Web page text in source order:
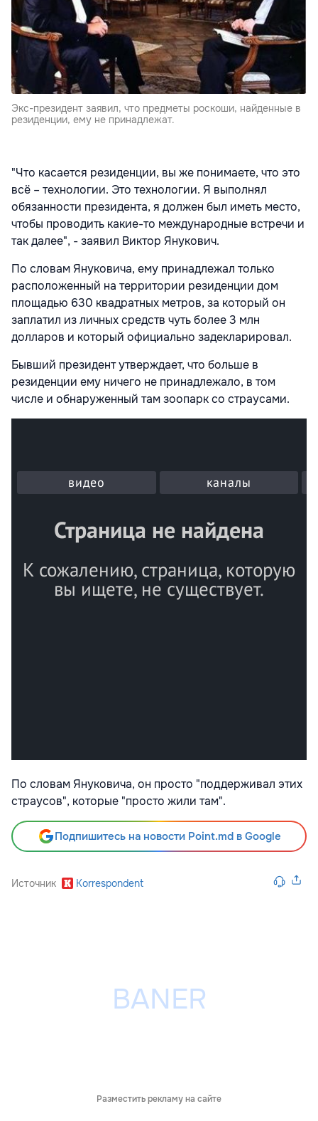
Экс-президент заявил, что предметы роскоши, найденные в
резиденции, ему не принадлежат.
"Что касается резиденции, вы же понимаете, что это
всё – технологии. Это технологии. Я выполнял
обязанности президента, я должен был иметь место,
чтобы проводить какие-то международные встречи и
так далее", - заявил Виктор Янукович.
По словам Януковича, ему принадлежал только
расположенный на территории резиденции дом
площадью 630 квадратных метров, за который он
заплатил из личных средств чуть более 3 млн
долларов и который официально задекларировал.
Бывший президент утверждает, что больше в
резиденции ему ничего не принадлежало, в том
числе и обнаруженный там зоопарк со страусами.
По словам Януковича, он просто "поддерживал этих
страусов", которые "просто жили там".
Подпишитесь на новости Point.md в Google
Источник Korrespondent
Разместить рекламу на сайте